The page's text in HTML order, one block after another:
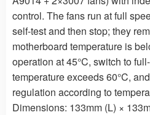
control. The fans run at full
self-test and then stop; they
motherboard temperature is
operation at 45°C, switch to
temperature exceeds 60°C,
regulation according to
Dimensions: 133mm (L) ×